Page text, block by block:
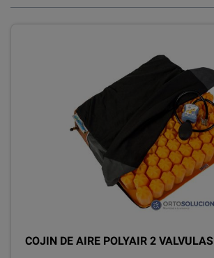
COJIN DE AIRE POLYAIR 2 VALVULAS